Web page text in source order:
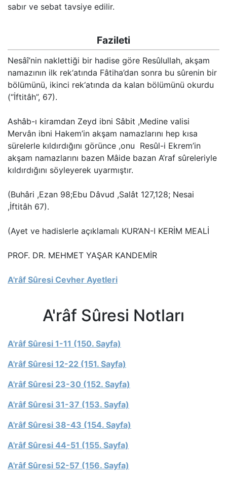
sabır ve sebat tavsiye edilir.
Fazileti
Nesâî’nin naklettiği bir hadise göre Resûlullah, akşam
namazının ilk rek‘atında Fâtiha’dan sonra bu sûrenin bir
bölümünü, ikinci rek‘atında da kalan bölümünü okurdu
(“İftitâh”, 67).
Ashâb-ı kiramdan Zeyd ibni Sâbit ,Medine valisi
Mervân ibni Hakem’in akşam namazlarını hep kısa
sürelerle kıldırdığını görünce ,onu Resûl-i Ekrem’in
akşam namazlarını bazen Mâide bazan A’raf sûreleriyle
kıldırdığını söyleyerek uyarmıştır.
(Buhâri ,Ezan 98;Ebu Dâvud ,Salât 127,128; Nesai
,İftitâh 67).
(Ayet ve hadislerle açıklamalı KUR’AN-I KERİM MEALİ
PROF. DR. MEHMET YAŞAR KANDEMİR
A'râf Sûresi Cevher Ayetleri
A'râf Sûresi Notları
A'râf Sûresi 1-11 (150. Sayfa)
A'râf Sûresi 12-22 (151. Sayfa)
A'râf Sûresi 23-30 (152. Sayfa)
A'râf Sûresi 31-37 (153. Sayfa)
A'râf Sûresi 38-43 (154. Sayfa)
A'râf Sûresi 44-51 (155. Sayfa)
A'râf Sûresi 52-57 (156. Sayfa)